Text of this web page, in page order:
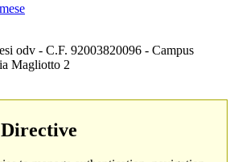
odv - C.F. 92003820096 - Campus
Magliotto 2